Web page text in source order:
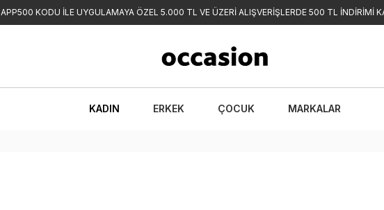
APP500 KODU İLE UYGULAMAYA ÖZEL 5.000 TL VE ÜZERİ ALIŞVERİŞLERDE 500 TL İNDİRİMİ
KADIN ERKEK ÇOCUK MARKALAR